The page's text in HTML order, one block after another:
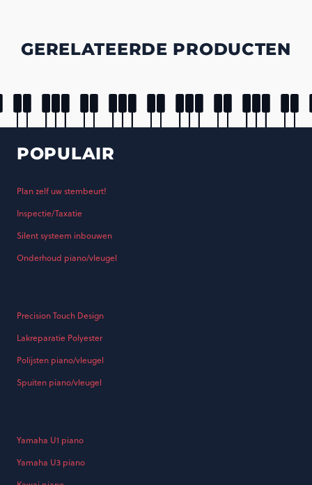
GERELATEERDE PRODUCTEN
POPULAIR
Plan zelf uw stembeurt!
Inspectie/Taxatie
Silent systeem inbouwen
Onderhoud piano/vleugel
Precision Touch Design
Lakreparatie Polyester
Polijsten piano/vleugel
Spuiten piano/vleugel
Yamaha U1 piano
Yamaha U3 piano